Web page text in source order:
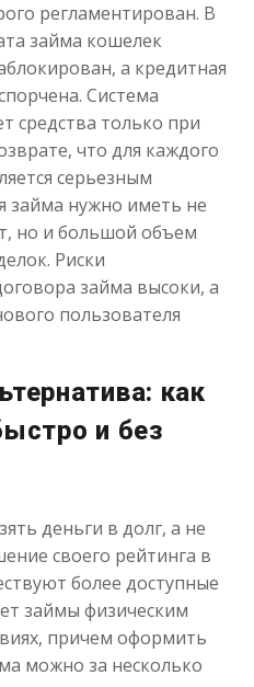
от 1до 21 дня
личности и
процент за
регламентирован. В
займа кошелек
а кредитная
Система
средства только при
что для каждого
серьезным
займа нужно иметь не
но и большой объем
Риски
займа высоки, а
пользователя
как
и без
деньги в долг, а не
своего рейтинга в
более доступные
займы физическим
причем оформить
можно за несколько